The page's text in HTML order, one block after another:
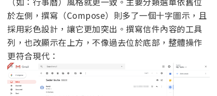
於左側，撰寫（Compose）則多了一個十字圖示，且
採用彩色設計，讓它更加突出。撰寫信件內容的工具
列，也改顯示在上方，不像過去位於底部，整體操作
更符合現代：